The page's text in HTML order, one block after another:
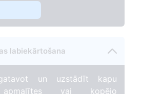
labiekārtošana
un uzstādīt kapu
apmalītes vai kopējo